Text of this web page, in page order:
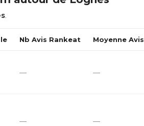
.
Nb Avis Rankeat Moyenne
— —
— —